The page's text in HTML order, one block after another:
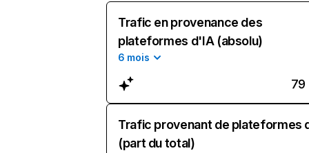
Trafic en provenance des
plateformes d'IA (absolu)
6 mois
79
Trafic provenant de plateformes
(part du total)